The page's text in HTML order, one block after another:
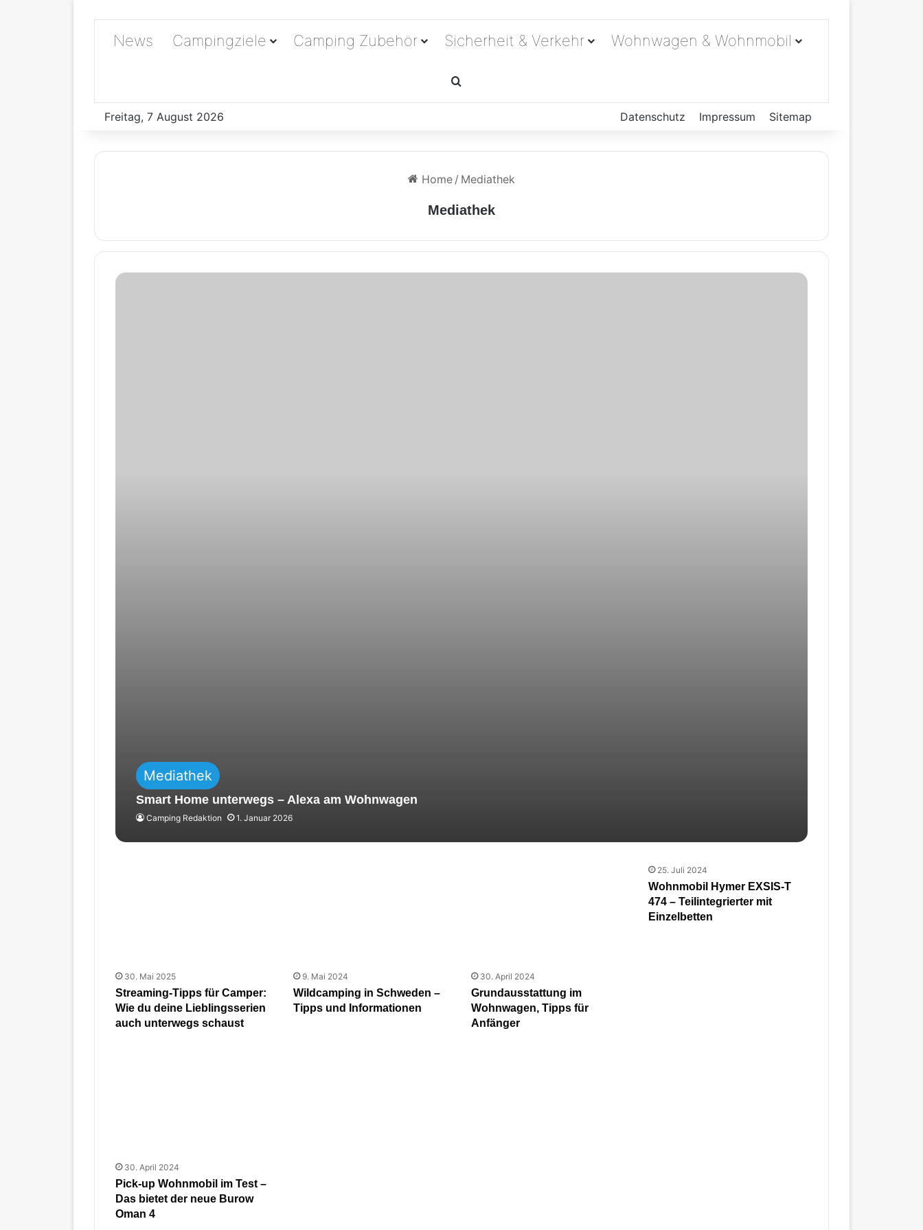
News Campingziele Camping Zubehör Sicherheit & Verkehr Wohnwagen & Wohnmobil
Freitag, 7 August 2026 Datenschutz Impressum Sitemap
Home / Mediathek
Mediathek
Mediathek
Smart Home unterwegs – Alexa am Wohnwagen
Camping Redaktion 1. Januar 2026
30. Mai 2025
Streaming-Tipps für Camper:
Wie du deine Lieblingsserien
auch unterwegs schaust
9. Mai 2024
Wildcamping in Schweden –
Tipps und Informationen
30. April 2024
Grundausstattung im
Wohnwagen, Tipps für
Anfänger
25. Juli 2024
Wohnmobil Hymer EXSIS-T
474 – Teilintegrierter mit
Einzelbetten
30. April 2024
Pick-up Wohnmobil im Test –
Das bietet der neue Burow
Oman 4